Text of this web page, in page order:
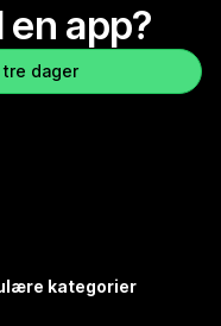
app?
dager
kategorier